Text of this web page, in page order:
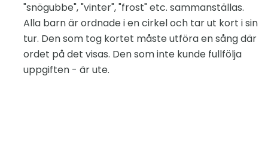
"snögubbe", "vinter", "frost" etc. sammanställas.
Alla barn är ordnade i en cirkel och tar ut kort i sin
tur. Den som tog kortet måste utföra en sång där
ordet på det visas. Den som inte kunde fullfölja
uppgiften - är ute.